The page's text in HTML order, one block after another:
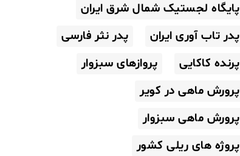
پایگاه لجستیک شمال شرق ایران
پدر تاب آوری ایران
پدر نثر فارسی
پرنده کاکایی
پروازهای سبزوار
پرورش ماهی در کویر
پرورش ماهی سبزوار
پروژه های ریلی کشور